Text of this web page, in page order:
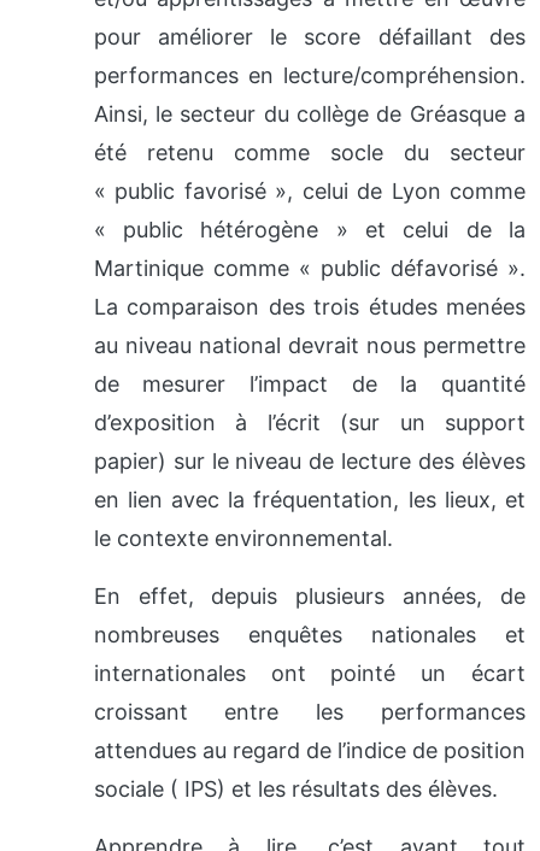
pour améliorer le score défaillant des
performances en lecture/compréhension.
Ainsi, le secteur du collège de Gréasque a
été retenu comme socle du secteur
« public favorisé », celui de Lyon comme
« public hétérogène » et celui de la
Martinique comme « public défavorisé ».
La comparaison des trois études menées
au niveau national devrait nous permettre
de mesurer l’impact de la quantité
d’exposition à l’écrit (sur un support
papier) sur le niveau de lecture des élèves
en lien avec la fréquentation, les lieux, et
le contexte environnemental.
En effet, depuis plusieurs années, de
nombreuses enquêtes nationales et
internationales ont pointé un écart
croissant entre les performances
attendues au regard de l’indice de position
sociale ( IPS) et les résultats des élèves.